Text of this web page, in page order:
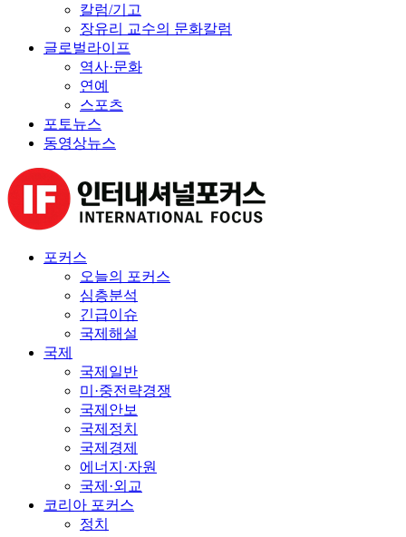
칼럼/기고
장유리 교수의 문화칼럼
글로벌라이프
역사·문화
연예
스포츠
포토뉴스
동영상뉴스
포커스
오늘의 포커스
심층분석
긴급이슈
국제해설
국제
국제일반
미·중전략경쟁
국제안보
국제정치
국제경제
에너지·자원
국제·외교
코리아 포커스
정치